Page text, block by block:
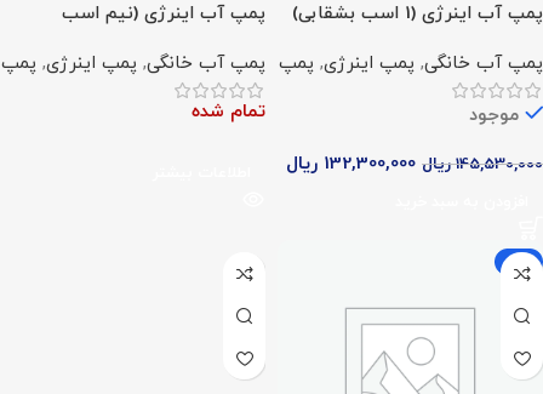
پمپ آب اینرژی (1 اسب بشقابی)
پمپ آب خانگی, پمپ اینرژی, پمپ
موجود
145,530,000 ریال 132,300,000 ریال
پمپ آب اینرژی (نیم اسب
پمپ آب خانگی, پمپ اینرژی, پمپ
تمام شده
-9%